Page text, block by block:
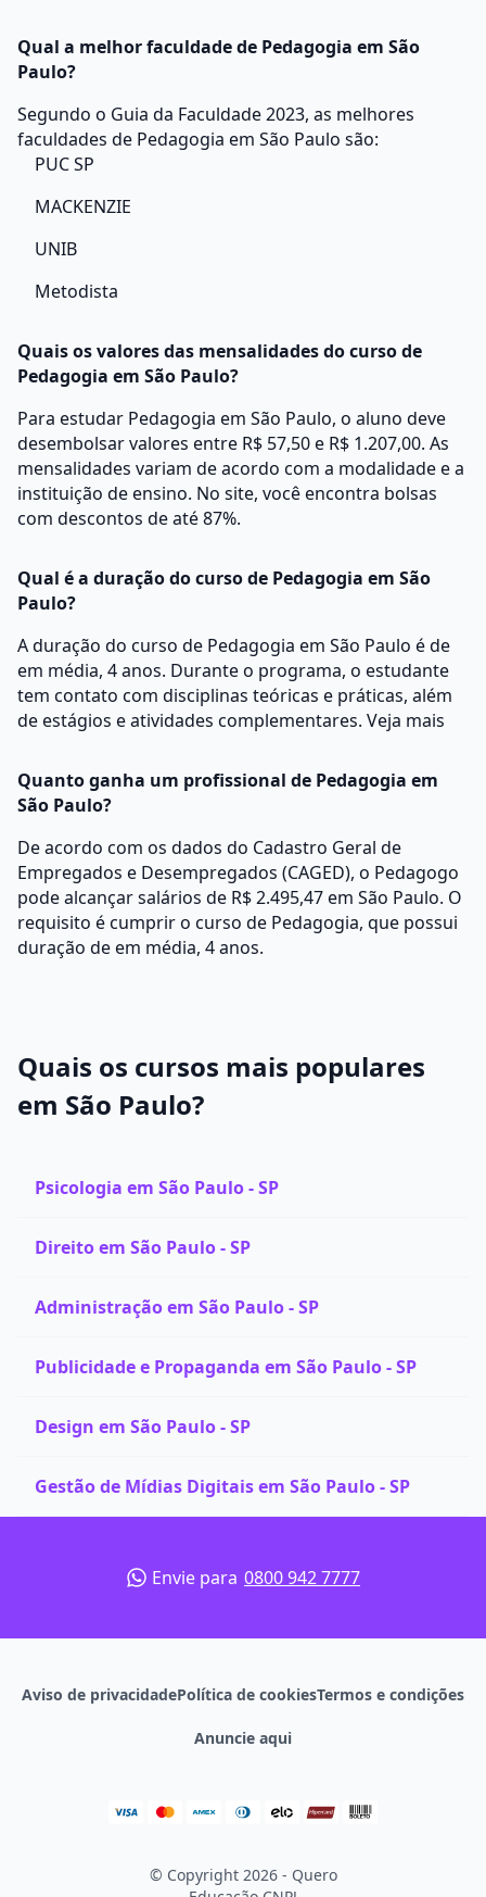
Qual a melhor faculdade de Pedagogia em São
Paulo?
Segundo o Guia da Faculdade 2023, as melhores
faculdades de Pedagogia em São Paulo são:
PUC SP
MACKENZIE
UNIB
Metodista
Quais os valores das mensalidades do curso de
Pedagogia em São Paulo?
Para estudar Pedagogia em São Paulo, o aluno deve
desembolsar valores entre R$ 57,50 e R$ 1.207,00. As
mensalidades variam de acordo com a modalidade e a
instituição de ensino. No site, você encontra bolsas
com descontos de até 87%.
Qual é a duração do curso de Pedagogia em São
Paulo?
A duração do curso de Pedagogia em São Paulo é de
em média, 4 anos. Durante o programa, o estudante
tem contato com disciplinas teóricas e práticas, além
de estágios e atividades complementares. Veja mais
Quanto ganha um profissional de Pedagogia em
São Paulo?
De acordo com os dados do Cadastro Geral de
Empregados e Desempregados (CAGED), o Pedagogo
pode alcançar salários de R$ 2.495,47 em São Paulo. O
requisito é cumprir o curso de Pedagogia, que possui
duração de em média, 4 anos.
Quais os cursos mais populares
em São Paulo?
Psicologia em São Paulo - SP
Direito em São Paulo - SP
Administração em São Paulo - SP
Publicidade e Propaganda em São Paulo - SP
Design em São Paulo - SP
Gestão de Mídias Digitais em São Paulo - SP
Envie para 0800 942 7777
Aviso de privacidadePolítica de cookiesTermos e condições
Anuncie aqui
© Copyright 2026 - Quero